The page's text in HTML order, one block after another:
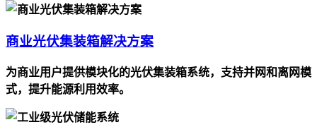
商业光伏集装箱解决方案
为商业用户提供模块化的光伏集装箱系统，支持并网和离网模
式，提升能源利用效率。